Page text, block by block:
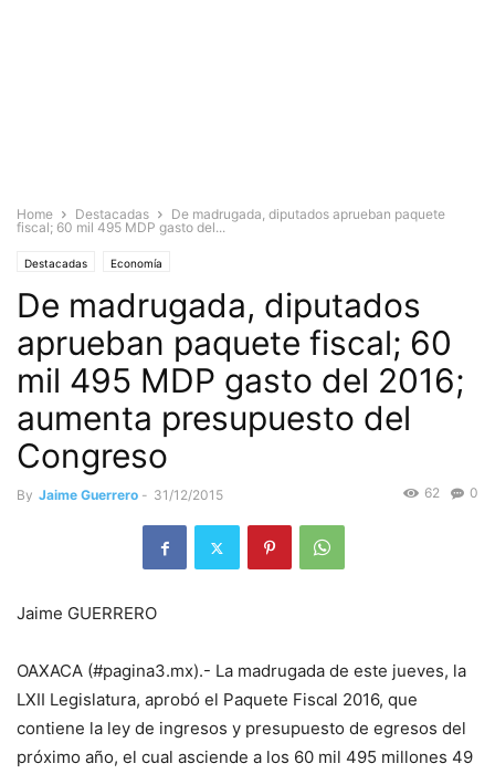
Home Destacadas
De madrugada, diputados aprueban paquete
fiscal; 60 mil 495 MDP gasto del...
Destacadas Economía
De madrugada, diputados
aprueban paquete fiscal; 60
mil 495 MDP gasto del 2016;
aumenta presupuesto del
Congreso
By Jaime Guerrero - 31/12/2015 0
62
Jaime GUERRERO
OAXACA (#pagina3.mx).- La madrugada de este jueves, la
LXII Legislatura, aprobó el Paquete Fiscal 2016, que
contiene la ley de ingresos y presupuesto de egresos del
próximo año, el cual asciende a los 60 mil 495 millones 49